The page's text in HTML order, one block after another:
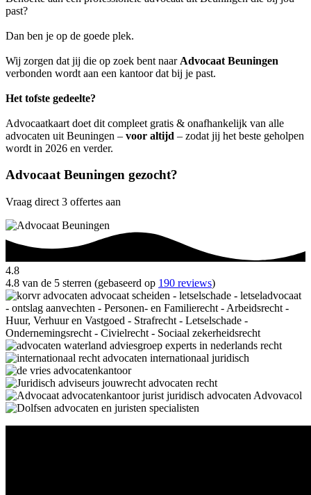
past?
Dan ben je op de goede plek.
Wij zorgen dat jij die op zoek bent naar Advocaat Beuningen
verbonden wordt aan een kantoor dat bij je past.
Het tofste gedeelte?
Advocaatkaart doet dit compleet gratis & onafhankelijk van alle
advocaten uit Beuningen – voor altijd – zodat jij het beste geholpen
wordt in 2026 en verder.
Advocaat Beuningen gezocht?
Vraag direct 3 offertes aan
4.8
4.8 van de 5 sterren (gebaseerd op 190 reviews)